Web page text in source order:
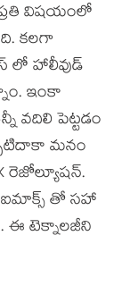
విషయంలో
కలగా
లో హాలీవుడ్
ఇంకా
వదిలి పెట్టడం
మనం
రెజోల్యూషన్.
ఐమాక్స్ తో సహా
ఈ టెక్నాలజీని